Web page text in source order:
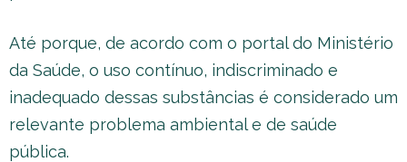
Até porque, de acordo com o portal do Ministério
da Saúde, o uso contínuo, indiscriminado e
inadequado dessas substâncias é considerado um
relevante problema ambiental e de saúde
pública.